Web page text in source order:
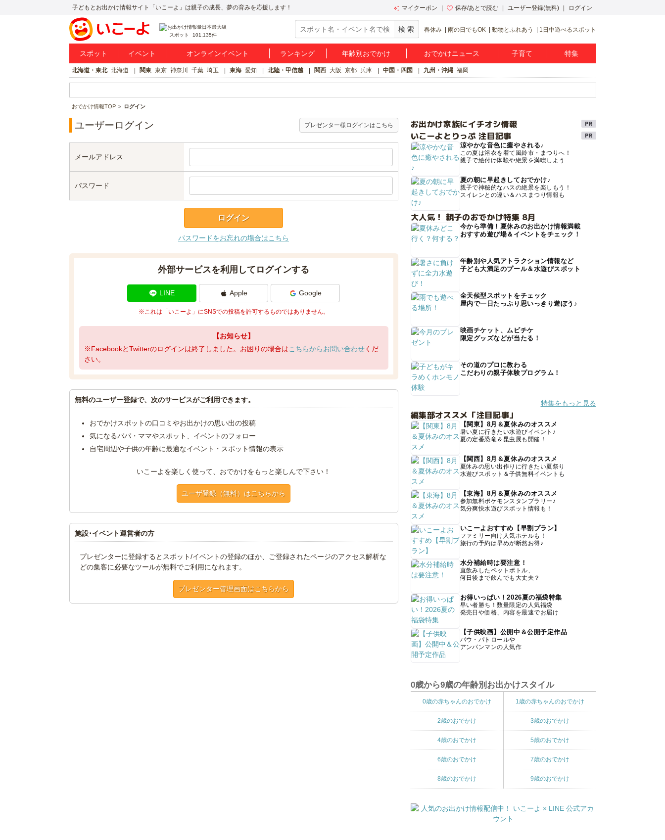
子どもとお出かけ情報サイト「いこーよ」は親子の成長、夢の育みを応援します！ マイクーポン 保存/あとで読む ユーザー登録(無料) ログイン
スポット 101,135件
春休み 雨の日でもOK 動物とふれあう 1日中遊べるスポット
スポット イベント オンラインイベント ランキング 年齢別おでかけ おでかけニュース 子育て 特集
北海道・東北 北海道 関東 東京 神奈川 千葉 埼玉 東海 愛知 北陸・甲信越 関西 大阪 京都 兵庫 中国・四国 九州・沖縄 福岡
おでかけ情報TOP ログイン
ユーザーログイン プレゼンター様ログインはこちら
メールアドレス
パスワード
パスワードをお忘れの場合はこちら
外部サービスを利用してログインする
LINE Apple Google
※これは「いこーよ」にSNSでの投稿を許可するものではありません。
【お知らせ】
※FacebookとTwitterのログインは終了しました。お困りの場合はこちらからお問い合わせくだ
さい。
無料のユーザー登録で、次のサービスがご利用できます。
おでかけスポットの口コミやお出かけの思い出の投稿
気になるパパ・ママやスポット、イベントのフォロー
自宅周辺や子供の年齢に最適なイベント・スポット情報の表示
いこーよを楽しく使って、おでかけをもっと楽しんで下さい！
ユーザ登録（無料）はこちらから
施設･イベント運営者の方
プレゼンターに登録するとスポット/イベントの登録のほか、ご登録されたページのアクセス解析な
どの集客に必要なツールが無料でご利用になれます。
プレゼンター管理画面はこちらから
お出かけ家族にイチオシ情報
いこーよとりっぷ 注目記事
涼やかな音色に癒やされる♪
この夏は浴衣を着て風鈴市・まつりへ！
親子で絵付け体験や絶景を満喫しよう
夏の朝に早起きしておでかけ♪
親子で神秘的なハスの絶景を楽しもう！
スイレンとの違い＆ハスまつり情報も
大人気！ 親子のおでかけ特集 8月
今から準備！夏休みのお出かけ情報満載
おすすめ遊び場＆イベントをチェック！
年齢別や人気アトラクション情報など
子ども大満足のプール＆水遊びスポット
全天候型スポットをチェック
屋内で一日たっぷり思いっきり遊ぼう♪
映画チケット、ムビチケ
限定グッズなどが当たる！
その道のプロに教わる
こだわりの親子体験プログラム！
特集をもっと見る
編集部オススメ「注目記事」
【関東】8月＆夏休みのオススメ
暑い夏に行きたい水遊びイベント♪
夏の定番恐竜＆昆虫展も開催！
【関西】8月＆夏休みのオススメ
夏休みの思い出作りに行きたい夏祭り
水遊びスポット＆子供無料イベントも
【東海】8月＆夏休みのオススメ
参加無料ポケモンスタンプラリー♪
気分爽快水遊びスポット情報も！
いこーよおすすめ【早割プラン】
ファミリー向け人気ホテルも！
旅行の予約は早めが断然お得♪
水分補給時は要注意！
直飲みしたペットボトル、
何日後まで飲んでも大丈夫？
お得いっぱい！2026夏の福袋特集
早い者勝ち！数量限定の人気福袋
発売日や価格、内容を最速でお届け
【子供映画】公開中＆公開予定作品
パウ・パトロールや
アンパンマンの人気作
0歳から9歳の年齢別お出かけスタイル
0歳の赤ちゃんのおでかけ 1歳の赤ちゃんのおでかけ
2歳のおでかけ 3歳のおでかけ
4歳のおでかけ 5歳のおでかけ
6歳のおでかけ 7歳のおでかけ
8歳のおでかけ 9歳のおでかけ